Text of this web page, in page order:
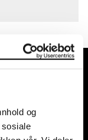
og